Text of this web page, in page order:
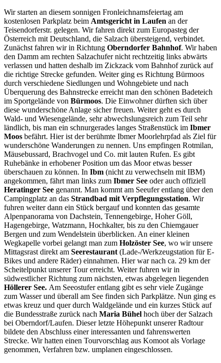
Wir starten an diesem sonnigen Fronleichnamsfeiertag am
kostenlosen Parkplatz beim Amtsgericht in Laufen an der
Teisendorferstr. gelegen. Wir fahren direkt zum Europasteg der
Österreich mit Deutschland, die Salzach übersteigend, verbindet.
Zunächst fahren wir in Richtung Oberndorfer Bahnhof. Wir haben
den Damm am rechten Salzachufer nicht rechtzeitig links abwärts
verlassen und hatten deshalb im Zickzack vom Bahnhof zurück auf
die richtige Strecke gefunden. Weiter ging es Richtung Bürmoos
durch verschiedene Siedlungen und Wohngebiete und nach
Überquerung des Bahnstrecke erreicht man den schönen Badeteich
im Sportgelände von Bürmoos. Die Einwohner dürften sich über
diese wunderschöne Anlage sicher freuen. Weiter geht es durch
Wald- und Wiesengelände, sehr abwechslungsreich zum Teil sehr
ländlich, bis man ein schnurgerades langes Straßenstück im Ibmer
Moos befährt. Hier ist der berühmte Ibmer Moorlehrpfad als Ziel für
wunderschöne Wanderungen zu nennen. Uns empfingen Rotmilan,
Mäusebussard, Brachvogel und Co. mit lauten Rufen. Es gibt
Ruhebänke in erhobener Position um das Moor etwas besser
überschauen zu können. In Ibm (nicht zu verwechseln mit IBM)
angekommen, fährt man links zum Ibmer See oder auch offiziell
Heratinger See genannt. Man kommt am Seeufer entlang über den
Campingplatz an das Strandbad mit Verpflegungsstation. Wir
fuhren weiter dann ein Stück bergauf und konnten das gesamte
Alpenpanorama von Dachstein, Tennengebirge, Hoher Göll,
Hagengebirge, Watzmann, Hochkalter, bis zu den Chiemgauer
Bergen und zum Wendelstein überblicken. An einer kleinen
Wegkapelle vorbei gelangt man zum Holzöster See, wo wir unsere
Mittagsrast direkt am Seerestaurant (Lade-/Werkzeugstation für E-
Bikes und andere Räder) einnahmen. Hier war nach ca. 29 km der
Scheitelpunkt unserer Tour erreicht. Weiter fuhren wir in
südwestlicher Richtung zum nächsten, etwas abgelegen liegenden
Höllerer See. Am Seeostufer entlang gibt es sehr viele Zugänge
zum Wasser und überall am See finden sich Parkplätze. Nun ging es
etwas kreuz und quer durch Waldgelände und ein kurzes Stück auf
die Bundesstraße zurück nach Maria Bühel hoch über der Salzach
bei Oberndorf/Laufen. Dieser letzte Höhepunkt unserer Radtour
bildete den Abschluss einer interessanten und fahrenswerten
Strecke. Wir hatten einen Tourvorschlag aus Komoot als Vorlage
genommen, Verfahren bzw. umplanen eingeschlossen.